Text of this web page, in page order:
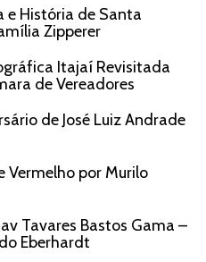
e História de Santa
Zipperer
Itajaí Revisitada
de Vereadores
de José Luiz Andrade
Vermelho por Murilo
Tavares Bastos Gama –
Eberhardt